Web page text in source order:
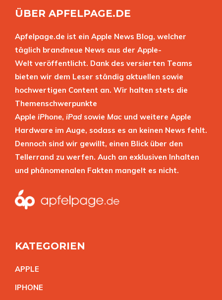
ÜBER APFELPAGE.DE
Apfelpage.de ist ein Apple News Blog, welcher
täglich brandneue News aus der Apple-
Welt veröffentlicht. Dank des versierten Teams
bieten wir dem Leser ständig aktuellen sowie
hochwertigen Content an. Wir halten stets die
Themenschwerpunkte
Apple iPhone, iPad sowie Mac und weitere Apple
Hardware im Auge, sodass es an keinen News fehlt.
Dennoch sind wir gewillt, einen Blick über den
Tellerrand zu werfen. Auch an exklusiven Inhalten
und phänomenalen Fakten mangelt es nicht.
KATEGORIEN
APPLE
IPHONE